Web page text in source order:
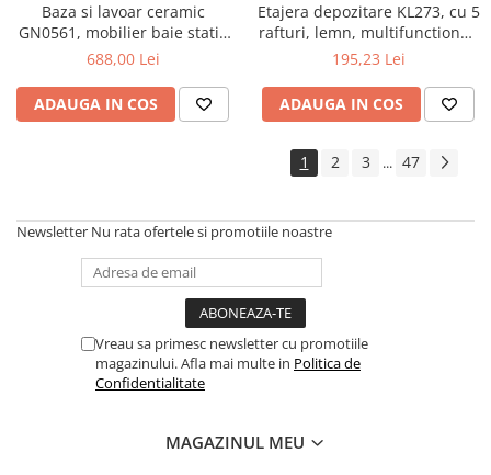
Baza si lavoar ceramic
GN0561, mobilier baie stativ
50 cm, front MDF, 2 usi, 2
reglabile, alb/antracit
688,00 Lei
ADAUGA IN COS
Etajera depozitare KL273, cu 5
rafturi, lemn, multifunctional,
natur
195,23 Lei
ADAUGA IN COS
1 2 3 ... 47
Newsletter Nu rata ofertele si promotiile noastre
Vreau sa primesc newsletter cu promotiile
magazinului. Afla mai multe in Politica de
Confidentialitate
MAGAZINUL MEU